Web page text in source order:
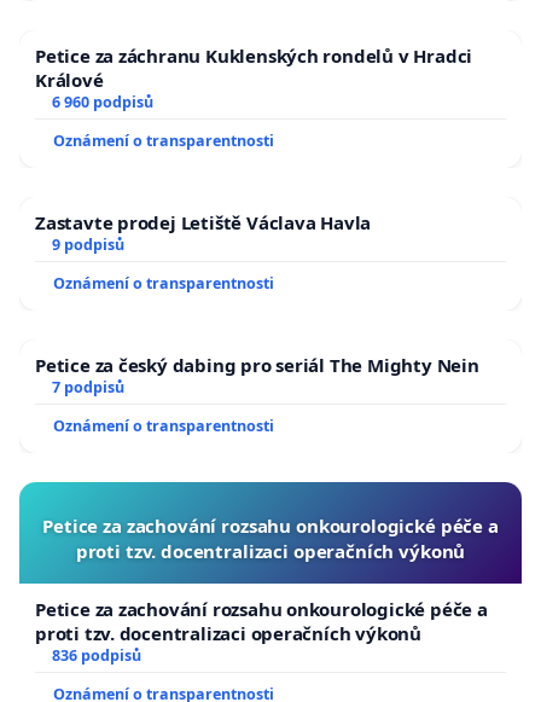
Petice za záchranu Kuklenských rondelů v Hradci
Králové
6 960 podpisů
Oznámení o transparentnosti
Zastavte prodej Letiště Václava Havla
9 podpisů
Oznámení o transparentnosti
Petice za český dabing pro seriál The Mighty Nein
7 podpisů
Oznámení o transparentnosti
Petice za zachování rozsahu onkourologické péče a
proti tzv. docentralizaci operačních výkonů
Petice za zachování rozsahu onkourologické péče a
proti tzv. docentralizaci operačních výkonů
836 podpisů
Oznámení o transparentnosti